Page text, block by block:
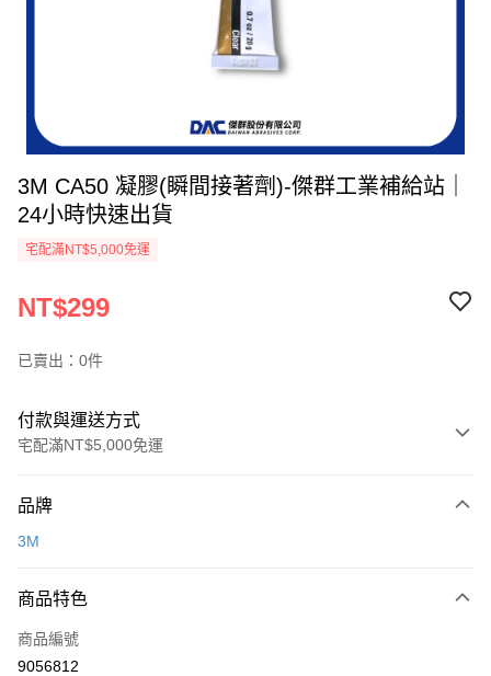
3M CA50 凝膠(瞬間接著劑)-傑群工業補給站｜
24小時快速出貨
宅配滿NT$5,000免運
NT$299
已賣出：0件
付款與運送方式
宅配滿NT$5,000免運
信用卡一次付款
LINE Pay
Apple Pay
品牌
3M
商品特色
商品編號
9056812